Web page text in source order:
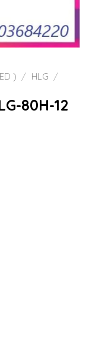
) / HLG /
80H-12